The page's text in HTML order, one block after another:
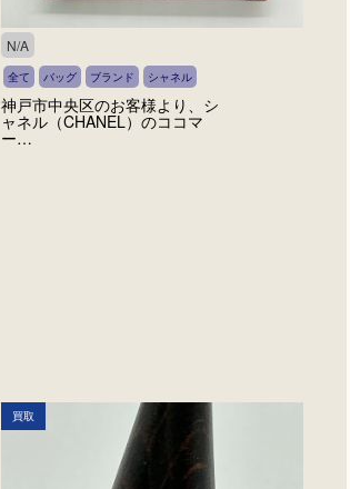
N/A
全て バッグ ブランド シャネル
神戸市中央区のお客様より、シ
ャネル（CHANEL）のココマ
ー…
買取